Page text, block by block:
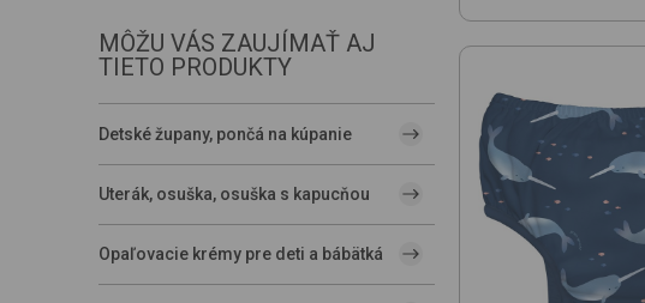
MÔŽU VÁS ZAUJÍMAŤ AJ
TIETO PRODUKTY
Detské župany, pončá na kúpanie
Uterák, osuška, osuška s kapucňou
Opaľovacie krémy pre deti a bábätká